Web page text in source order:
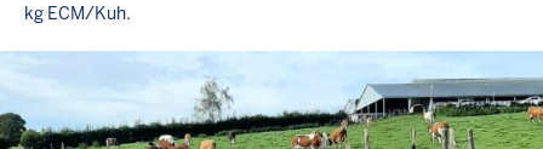
kg ECM/Kuh.